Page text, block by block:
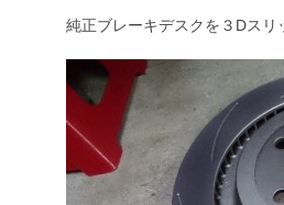
純正ブレーキデスクを３Dスリ